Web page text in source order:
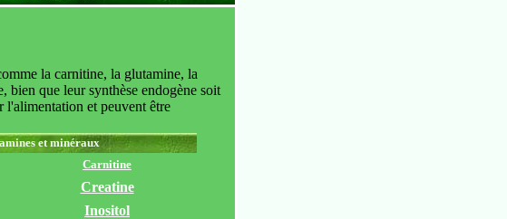
la carnitine, la glutamine, la
que leur synthèse endogène soit
l'alimentation et peuvent être
et minéraux
Carnitine
Creatine
Inositol